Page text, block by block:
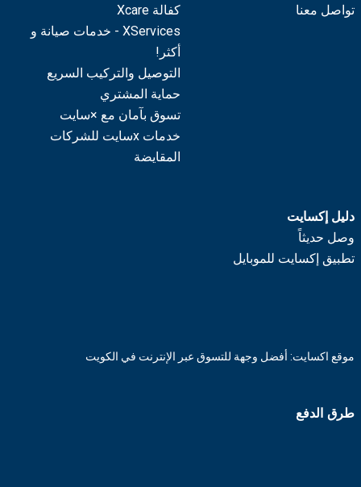
تواصل معنا
كفالة Xcare
XServices - خدمات صيانة و
أكثر!
التوصيل والتركيب السريع
حماية المشتري
تسوق بآمان مع ×سايت
خدمات xسايت للشركات
المقايضة
دليل إكسايت
وصل حديثاً
تطبيق إكسايت للموبايل
موقع اكسايت: أفضل وجهة للتسوق عبر الإنترنت في الكويت
طرق الدفع